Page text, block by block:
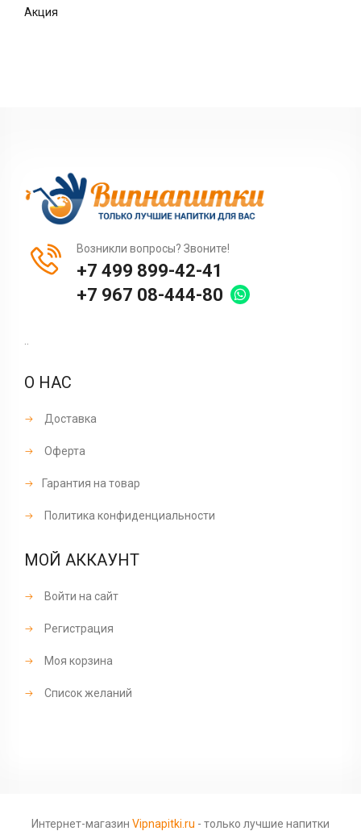
Акция
Возникли вопросы? Звоните!
+7 499 899-42-41
+7 967 08-444-80
..
О НАС
Доставка
Оферта
Гарантия на товар
Политика конфиденциальности
МОЙ АККАУНТ
Войти на сайт
Регистрация
Моя корзина
Список желаний
Интернет-магазин Vipnapitki.ru - только лучшие напитки